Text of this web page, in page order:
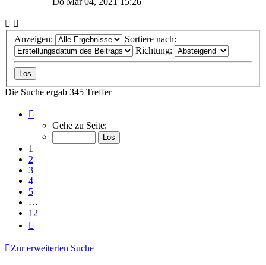
Anzeigen:
Sortiere nach:
Richtung:
Die Suche ergab 345 Treffer
von
Gehe zu Seite:
1
2
3
4
5
…
12
Zur erweiterten Suche